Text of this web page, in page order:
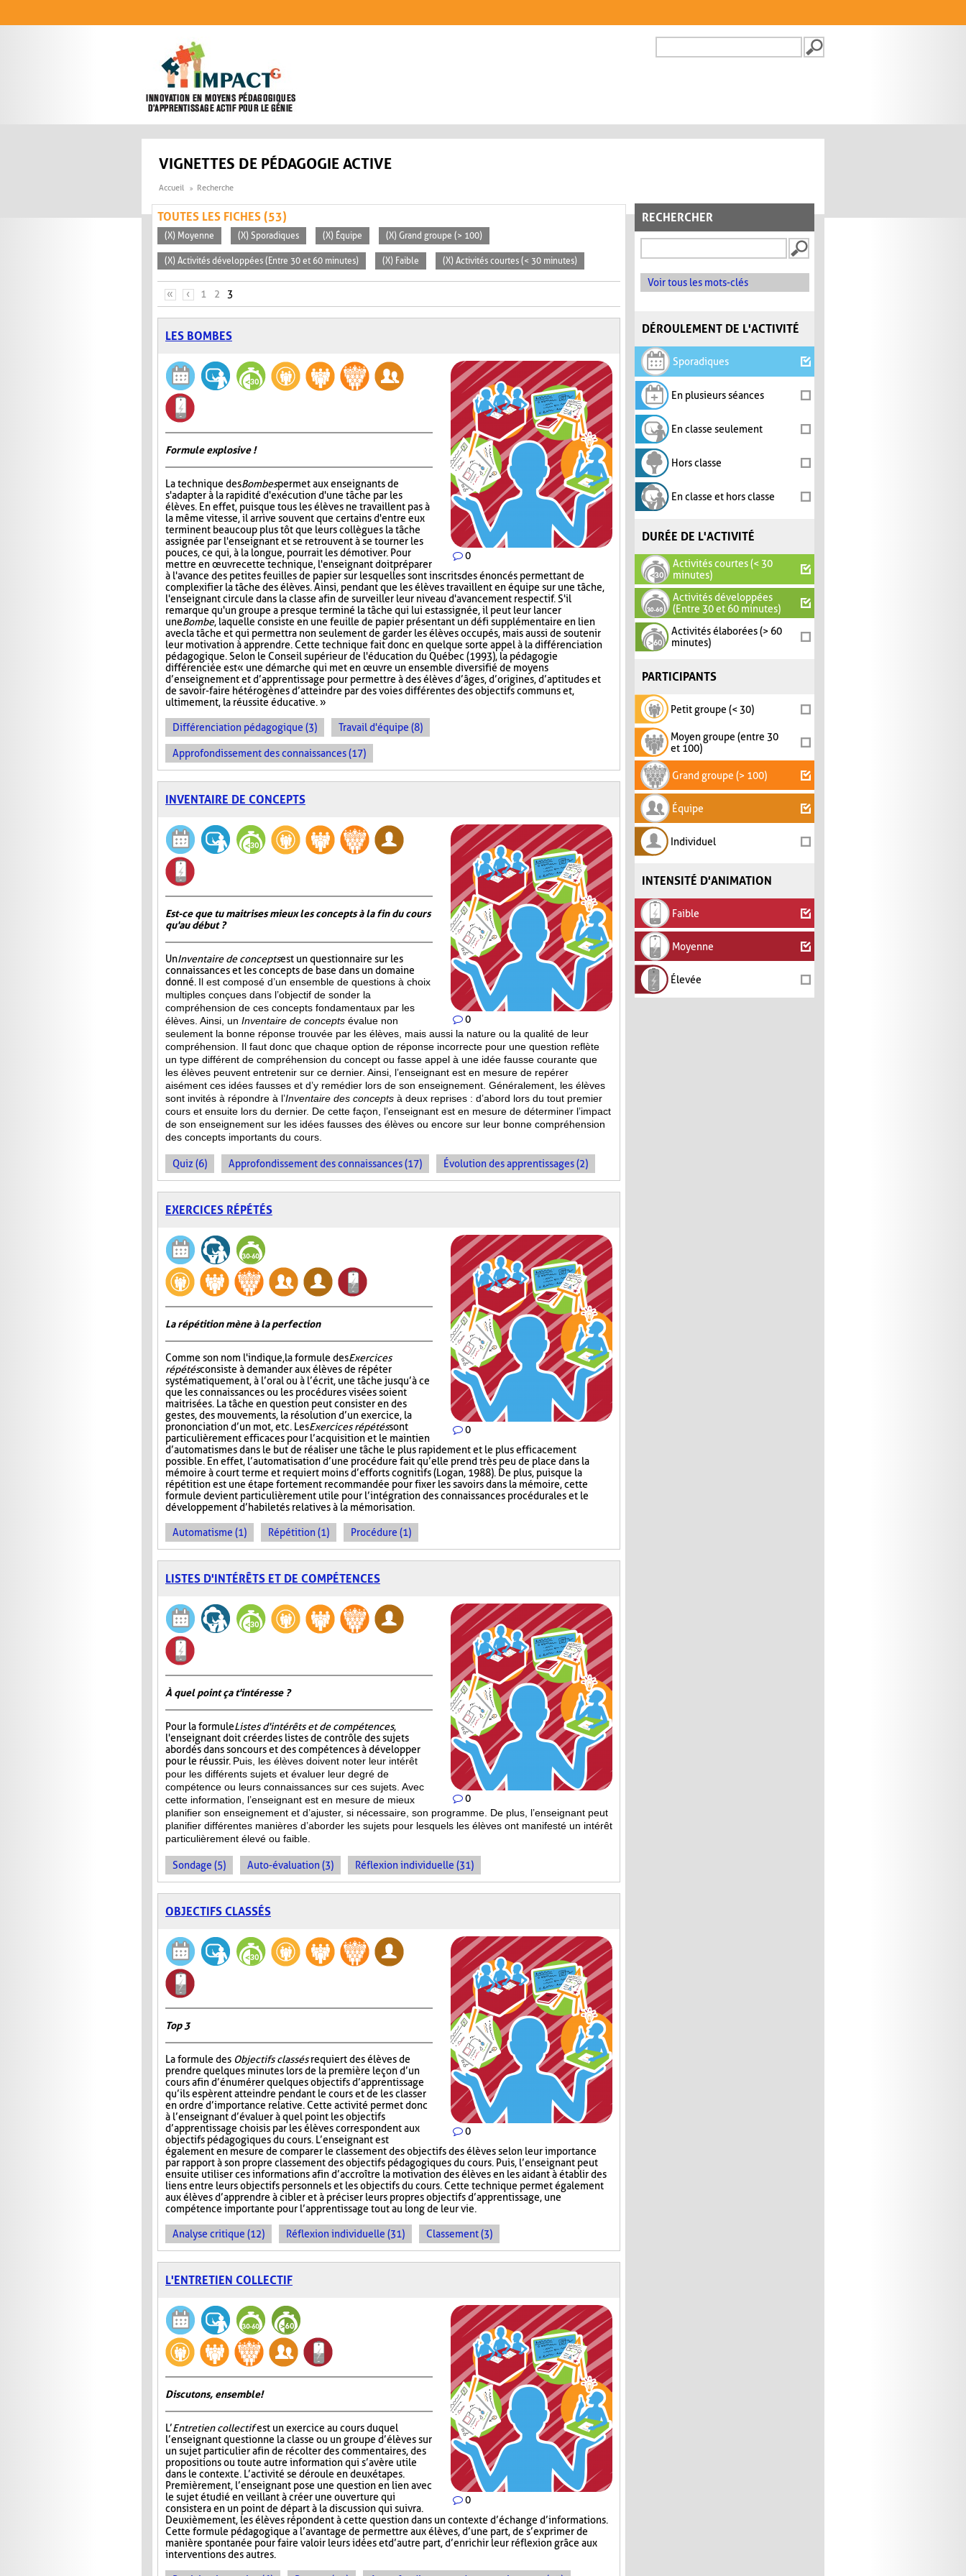
FORMULAIRE DE
VIGNETTES DE PÉDAGOGIE ACTIVE
Accueil Recherche
RECHERCHER
Voir tous les mots-clés
DÉROULEMENT DE L'ACTIVITÉ
Sporadiques
En plusieurs séances
En classe seulement
Hors classe
En classe et hors classe
DURÉE DE L'ACTIVITÉ
Activités courtes (< 30
minutes)
Activités développées
(Entre 30 et 60 minutes)
Activités élaborées (> 60
minutes)
PARTICIPANTS
Petit groupe (< 30)
Moyen groupe (entre 30
et 100)
Grand groupe (> 100)
Équipe
Individuel
INTENSITÉ D'ANIMATION
Faible
Moyenne
Élevée
TOUTES LES FICHES (53)
(X) Moyenne (X) Sporadiques (X) Équipe (X) Grand groupe (> 100)
(X) Activités développées (Entre 30 et 60 minutes) (X) Faible (X) Activités courtes (< 30 minutes)
PAGES
« ‹ 1 2 3
LES BOMBES
0
Formule explosive !
La technique desBombespermet aux enseignants de
s'adapter à la rapidité d'exécution d'une tâche par les
élèves. En effet, puisque tous les élèves ne travaillent pas à
la même vitesse, il arrive souvent que certains d'entre eux
terminent beaucoup plus tôt que leurs collègues la tâche
assignée par l'enseignant et se retrouvent à se tourner les
pouces, ce qui, à la longue, pourrait les démotiver. Pour
mettre en œuvre cette technique, l'enseignant doit préparer
à l'avance des petites feuilles de papier sur lesquelles sont inscrits des énoncés permettant de
complexifier la tâche des élèves. Ainsi, pendant que les élèves travaillent en équipe sur une tâche,
l'enseignant circule dans la classe afin de surveiller leur niveau d'avancement respectif. S'il
remarque qu'un groupe a presque terminé la tâche qui lui est assignée, il peut leur lancer
uneBombe, laquelle consiste en une feuille de papier présentant un défi supplémentaire en lien
avec la tâche et qui permettra non seulement de garder les élèves occupés, mais aussi de soutenir
leur motivation à apprendre. Cette technique fait donc en quelque sorte appel à la différenciation
pédagogique. Selon le Conseil supérieur de l'éducation du Québec (1993), la pédagogie
différenciée est « une démarche qui met en œuvre un ensemble diversifié de moyens
d’enseignement et d’apprentissage pour permettre à des élèves d’âges, d’origines, d’aptitudes et
de savoir-faire hétérogènes d’atteindre par des voies différentes des objectifs communs et,
ultimement, la réussite éducative. »
Différenciation pédagogique (3) Travail d'équipe (8)
Approfondissement des connaissances (17)
INVENTAIRE DE CONCEPTS
0
Est-ce que tu maitrises mieux les concepts à la fin du cours
qu'au début ?
UnInventaire de conceptsest un questionnaire sur les
connaissances et les concepts de base dans un domaine
donné. Il est composé d’un ensemble de questions à choix
multiples conçues dans l’objectif de sonder la
compréhension de ces concepts fondamentaux par les
élèves. Ainsi, un Inventaire de concepts évalue non
seulement la bonne réponse trouvée par les élèves, mais aussi la nature ou la qualité de leur
compréhension. Il faut donc que chaque option de réponse incorrecte pour une question reflète
un type différent de compréhension du concept ou fasse appel à une idée fausse courante que
les élèves peuvent entretenir sur ce dernier. Ainsi, l’enseignant est en mesure de repérer
aisément ces idées fausses et d’y remédier lors de son enseignement. Généralement, les élèves
sont invités à répondre à l’Inventaire des concepts à deux reprises : d’abord lors du tout premier
cours et ensuite lors du dernier. De cette façon, l’enseignant est en mesure de déterminer l’impact
de son enseignement sur les idées fausses des élèves ou encore sur leur bonne compréhension
des concepts importants du cours.
Quiz (6) Approfondissement des connaissances (17) Évolution des apprentissages (2)
EXERCICES RÉPÉTÉS
0
La répétition mène à la perfection
Comme son nom l'indique, la formule desExercices
répétésconsiste à demander aux élèves de répéter
systématiquement, à l’oral ou à l’écrit, une tâche jusqu’à ce
que les connaissances ou les procédures visées soient
maitrisées. La tâche en question peut consister en des
gestes, des mouvements, la résolution d’un exercice, la
prononciation d’un mot, etc. LesExercices répétéssont
particulièrement efficaces pour l’acquisition et le maintien
d’automatismes dans le but de réaliser une tâche le plus rapidement et le plus efficacement
possible. En effet, l’automatisation d’une procédure fait qu’elle prend très peu de place dans la
mémoire à court terme et requiert moins d’efforts cognitifs (Logan, 1988). De plus, puisque la
répétition est une étape fortement recommandée pour fixer les savoirs dans la mémoire, cette
formule devient particulièrement utile pour l’intégration des connaissances procédurales et le
développement d’habiletés relatives à la mémorisation.
Automatisme (1) Répétition (1) Procédure (1)
LISTES D'INTÉRÊTS ET DE COMPÉTENCES
0
À quel point ça t'intéresse ?
Pour la formuleListes d'intérêts et de compétences,
l'enseignant doit créer des listes de contrôle des sujets
abordés dans son cours et des compétences à développer
pour le réussir. Puis, les élèves doivent noter leur intérêt
pour les différents sujets et évaluer leur degré de
compétence ou leurs connaissances sur ces sujets. Avec
cette information, l’enseignant est en mesure de mieux
planifier son enseignement et d’ajuster, si nécessaire, son programme. De plus, l’enseignant peut
planifier différentes manières d’aborder les sujets pour lesquels les élèves ont manifesté un intérêt
particulièrement élevé ou faible.
Sondage (5) Auto-évaluation (3) Réflexion individuelle (31)
OBJECTIFS CLASSÉS
0
Top 3
La formule des Objectifs classésrequiert des élèves de
prendre quelques minutes lors de la première leçon d’un
cours afin d’énumérer quelques objectifs d’apprentissage
qu’ils espèrent atteindre pendant le cours et de les classer
en ordre d’importance relative. Cette activité permet donc
à l’enseignant d’évaluer à quel point les objectifs
d’apprentissage choisis par les élèves correspondent aux
objectifs pédagogiques du cours. L’enseignant est
également en mesure de comparer le classement des objectifs des élèves selon leur importance
par rapport à son propre classement des objectifs pédagogiques du cours. Puis, l’enseignant peut
ensuite utiliser ces informations afin d’accroître la motivation des élèves en les aidant à établir des
liens entre leurs objectifs personnels et les objectifs du cours. Cette technique permet également
aux élèves d’apprendre à cibler et à préciser leurs propres objectifs d’apprentissage, une
compétence importante pour l’apprentissage tout au long de leur vie.
Analyse critique (12) Réflexion individuelle (31) Classement (3)
L'ENTRETIEN COLLECTIF
0
Discutons, ensemble!
L’Entretien collectifest un exercice au cours duquel
l’enseignant questionne la classe ou un groupe d’élèves sur
un sujet particulier afin de récolter des commentaires, des
propositions ou toute autre information qui s’avère utile
dans le contexte. L’activité se déroule en deux étapes.
Premièrement, l’enseignant pose une question en lien avec
le sujet étudié en veillant à créer une ouverture qui
consistera en un point de départ à la discussion qui suivra.
Deuxièmement, les élèves répondent à cette question dans un contexte d’échange d’informations.
Cette formule pédagogique a l’avantage de permettre aux élèves, d’une part, de s’exprimer de
manière spontanée pour faire valoir leurs idées et d’autre part, d’enrichir leur réflexion grâce aux
interventions des autres.